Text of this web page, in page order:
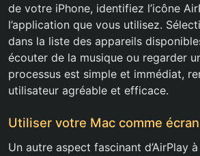
de votre iPhone, identifiez l’icône
l’application que vous utilisez.
dans la liste des appareils
écouter de la musique ou regarder
processus est simple et immédiat,
utilisateur agréable et efficace.
Utiliser votre Mac comme
Un autre aspect fascinant d’AirPlay